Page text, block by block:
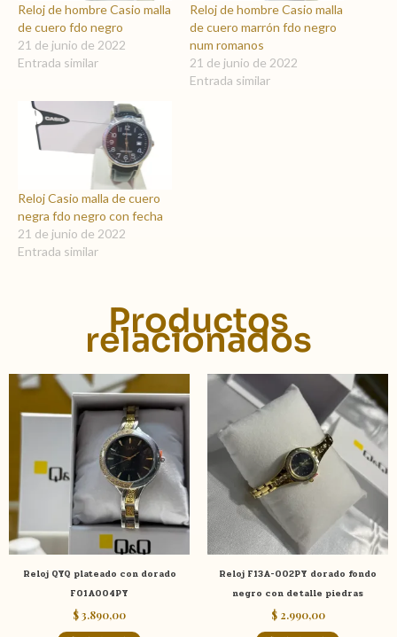
Reloj de hombre Casio malla
de cuero fdo negro
21 de junio de 2022
Entrada similar
Reloj de hombre Casio malla
de cuero marrón fdo negro
num romanos
21 de junio de 2022
Entrada similar
Reloj Casio malla de cuero
negra fdo negro con fecha
21 de junio de 2022
Entrada similar
Productos
relacionados
Reloj QYQ plateado con dorado
F01A004PY
$3.890,00
Reloj F13A-002PY dorado fondo
negro con detalle piedras
$2.990,00